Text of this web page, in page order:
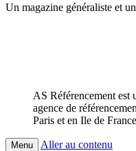
Un magazine généraliste et
AS Référencement est
agence de
Paris et en Ile de France
Menu Aller au contenu